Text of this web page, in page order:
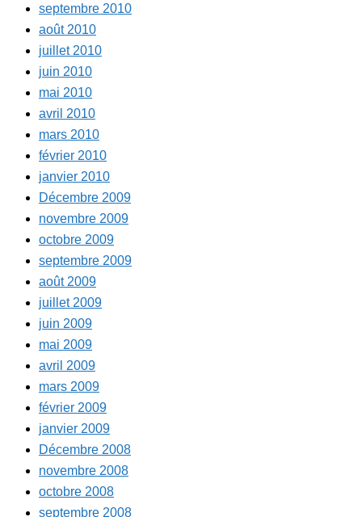
septembre 2010
août 2010
juillet 2010
juin 2010
mai 2010
avril 2010
mars 2010
février 2010
janvier 2010
Décembre 2009
novembre 2009
octobre 2009
septembre 2009
août 2009
juillet 2009
juin 2009
mai 2009
avril 2009
mars 2009
février 2009
janvier 2009
Décembre 2008
novembre 2008
octobre 2008
septembre 2008